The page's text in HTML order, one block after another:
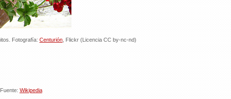
Fotografía: Centurión Flickr (Licencia CC by-nc-nd)
Wikipedia